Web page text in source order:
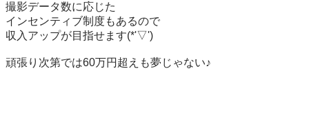
撮影データ数に応じた
インセンティブ制度もあるので
収入アップが目指せます(*'▽')
頑張り次第では60万円超えも夢じゃない♪